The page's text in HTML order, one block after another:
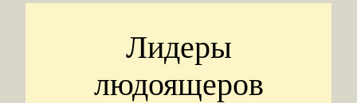
Лидеры
людоящеров